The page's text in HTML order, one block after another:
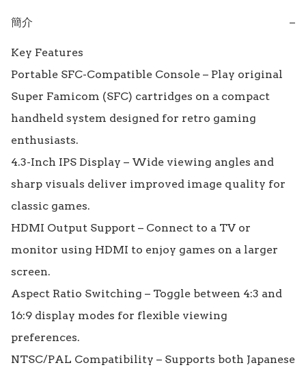
簡介 −
Key Features
Portable SFC-Compatible Console – Play original
Super Famicom (SFC) cartridges on a compact
handheld system designed for retro gaming
enthusiasts.
4.3-Inch IPS Display – Wide viewing angles and
sharp visuals deliver improved image quality for
classic games.
HDMI Output Support – Connect to a TV or
monitor using HDMI to enjoy games on a larger
screen.
Aspect Ratio Switching – Toggle between 4:3 and
16:9 display modes for flexible viewing
preferences.
NTSC/PAL Compatibility – Supports both Japanese